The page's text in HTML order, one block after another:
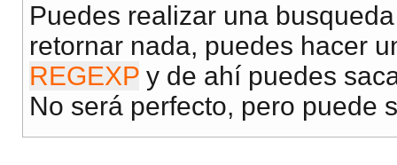
Puedes realizar una
retornar nada, puedes hacer
REGEXP y de ahí puedes
No será perfecto, pero puede